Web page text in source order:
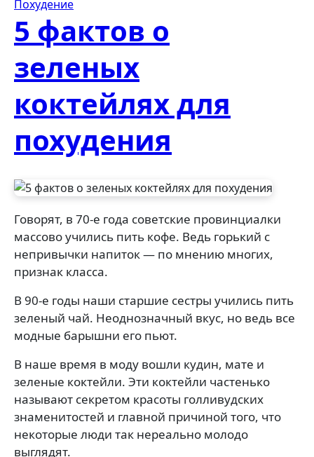
Похудение
5 фактов о
зеленых
коктейлях для
похудения
Говорят, в 70-е года советские провинциалки
массово учились пить кофе. Ведь горький с
непривычки напиток — по мнению многих,
признак класса.
В 90-е годы наши старшие сестры учились пить
зеленый чай. Неоднозначный вкус, но ведь все
модные барышни его пьют.
В наше время в моду вошли кудин, мате и
зеленые коктейли. Эти коктейли частенько
называют секретом красоты голливудских
знаменитостей и главной причиной того, что
некоторые люди так нереально молодо
выглядят.